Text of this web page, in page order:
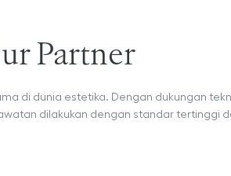
Partner
di dunia estetika. Dengan dukungan
dilakukan dengan standar tertinggi